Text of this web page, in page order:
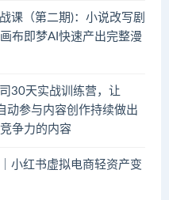
课（第二期)：小说改写剧
布即梦AI快速产出完整漫
30天实战训练营，让
动参与内容创作持续做出
争力的内容
小红书虚拟电商轻资产变